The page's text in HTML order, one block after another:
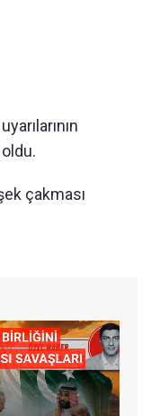
çakması